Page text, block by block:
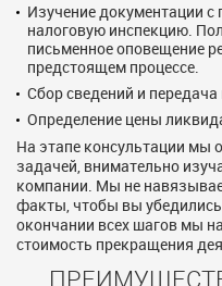
Изучение документации
налоговую инспекцию.
письменное оповещение
предстоящем процессе.
Сбор сведений и
Определение цены
На этапе консультации мы
задачей, внимательно
компании. Мы не
факты, чтобы вы
окончании всех шагов мы
стоимость прекращения